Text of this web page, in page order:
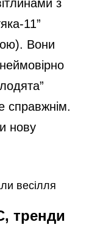
з
11”
Вони
справжнім.
нову
весілля
тренди